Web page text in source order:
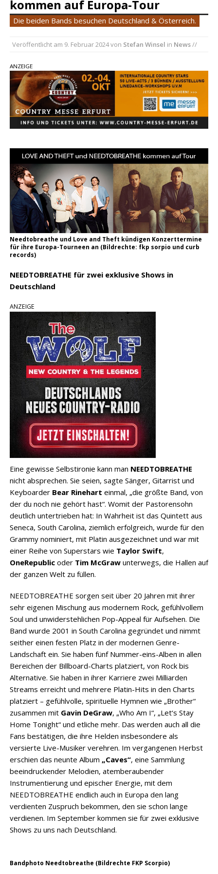
pez veröffentlicht neue Single „Late Night
Talks“ – eine Hymne auf unvergessliche
Ben Gallaher kehrt zu seinen Wurzeln zurück –
„Taylor Gold“ zeigt die Kraft der Akustik
kommen auf Europa-Tour
Die beiden Bands besuchen Deutschland & Österreich.
Veröffentlicht am 9. Februar 2024von Stefan Winsel in News//
ANZEIGE
Needtobreathe und Love and Theft kündigen Konzerttermine
für ihre Europa-Tourneen an (Bildrechte: fkp sorpio und curb
records)
NEEDTOBREATHE für zwei exklusive Shows in
Deutschland
ANZEIGE
Eine gewisse Selbstironie kann man NEEDTOBREATHE
nicht absprechen. Sie seien, sagte Sänger, Gitarrist und
Keyboarder Bear Rinehart einmal, „die größte Band, von
der du noch nie gehört hast“. Womit der Pastorensohn
deutlich untertrieben hat: In Wahrheit ist das Quintett aus
Seneca, South Carolina, ziemlich erfolgreich, wurde für den
Grammy nominiert, mit Platin ausgezeichnet und war mit
einer Reihe von Superstars wie Taylor Swift,
OneRepublic oder Tim McGraw unterwegs, die Hallen auf
der ganzen Welt zu füllen.
NEEDTOBREATHE sorgen seit über 20 Jahren mit ihrer
sehr eigenen Mischung aus modernem Rock, gefühlvollem
Soul und unwiderstehlichen Pop-Appeal für Aufsehen. Die
Band wurde 2001 in South Carolina gegründet und nimmt
seither einen festen Platz in der modernen Genre-
Landschaft ein. Sie haben fünf Nummer-eins-Alben in allen
Bereichen der Billboard-Charts platziert, von Rock bis
Alternative. Sie haben in ihrer Karriere zwei Milliarden
Streams erreicht und mehrere Platin-Hits in den Charts
platziert – gefühlvolle, spirituelle Hymnen wie „Brother“
zusammen mit Gavin DeGraw, „Who Am I“, „Let‘s Stay
Home Tonight“ und etliche mehr. Das werden auch all die
Fans bestätigen, die ihre Helden insbesondere als
versierte Live-Musiker verehren. Im vergangenen Herbst
erschien das neunte Album „Caves“, eine Sammlung
beeindruckender Melodien, atemberaubender
Instrumentierung und epischer Energie, mit dem
NEEDTOBREATHE endlich auch in Europa den lang
verdienten Zuspruch bekommen, den sie schon lange
verdienen. Im September kommen sie für zwei exklusive
Shows zu uns nach Deutschland.
Bandphoto Needtobreathe (Bildrechte FKP Scorpio)